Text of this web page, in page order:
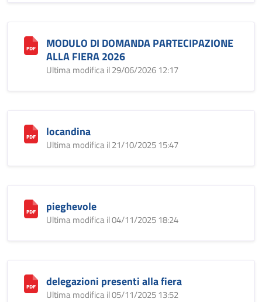
MODULO DI DOMANDA PARTECIPAZIONE
ALLA FIERA 2026
Ultima modifica il 29/06/2026 12:17
locandina
Ultima modifica il 21/10/2025 15:47
pieghevole
Ultima modifica il 04/11/2025 18:24
delegazioni presenti alla fiera
Ultima modifica il 05/11/2025 13:52